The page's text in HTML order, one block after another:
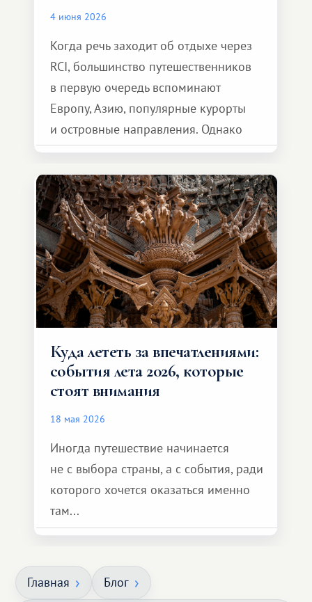
4 июня 2026
Когда речь заходит об отдыхе через
RCI, большинство путешественников
в первую очередь вспоминают
Европу, Азию, популярные курорты
и островные направления. Однако
возможности обменной системы
значительно шире. Среди них есть
и Африка — континент, который
способен подарить совершенно иной
формат путешествия.
Куда лететь за впечатлениями:
события лета 2026, которые
стоят внимания
18 мая 2026
Иногда путешествие начинается
не с выбора страны, а с события, ради
которого хочется оказаться именно
там...
Главная Блог